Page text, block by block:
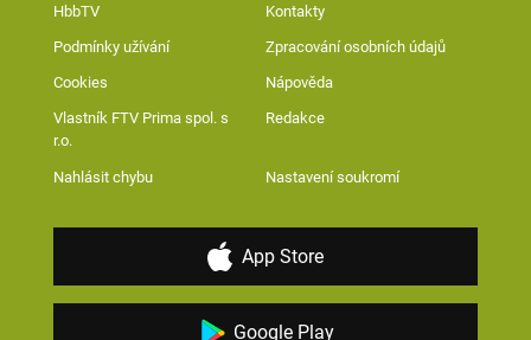
HbbTV Kontakty
Podmínky užívání Zpracování osobních údajů
Cookies Nápověda
Vlastník FTV Prima spol. s
r.o.
Redakce
Nahlásit chybu Nastavení soukromí
App Store
Google Play